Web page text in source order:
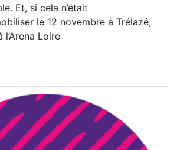
Et, si cela n’était
le 12 novembre à Trélazé,
Loire